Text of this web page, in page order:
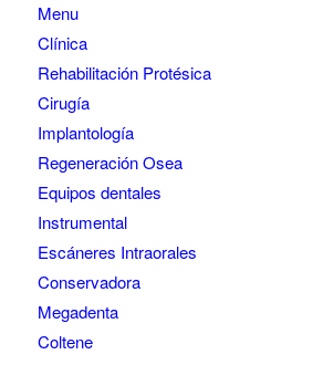
Menu
Clínica
Rehabilitación Protésica
Cirugía
Implantología
Regeneración Osea
Equipos dentales
Instrumental
Escáneres Intraorales
Conservadora
Megadenta
Coltene